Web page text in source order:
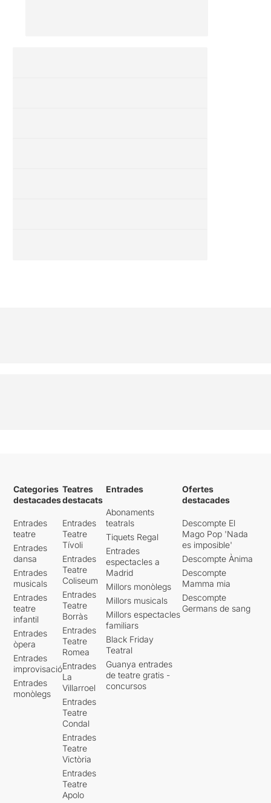
Categories
destacades
Entrades
teatre
Entrades
dansa
Entrades
musicals
Entrades
teatre
infantil
Entrades
òpera
Entrades
improvisació
Entrades
monòlegs
Teatres
destacats
Entrades
Teatre
Tívoli
Entrades
Teatre
Coliseum
Entrades
Teatre
Borràs
Entrades
Teatre
Romea
Entrades
La
Villarroel
Entrades
Teatre
Condal
Entrades
Teatre
Victòria
Entrades
Teatre
Apolo
Entrades
Abonaments
teatrals
Tiquets Regal
Entrades
espectacles a
Madrid
Millors monòlegs
Millors musicals
Millors espectacles
familiars
Black Friday
Teatral
Guanya entrades
de teatre gratis -
concursos
Ofertes
destacades
Descompte El
Mago Pop 'Nada
es imposible'
Descompte Ànima
Descompte
Mamma mia
Descompte
Germans de sang